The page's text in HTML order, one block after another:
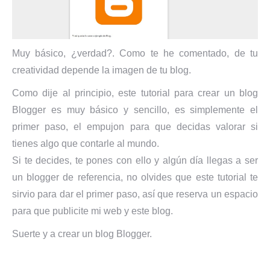
Muy básico, ¿verdad?. Como te he comentado, de tu
creatividad depende la imagen de tu blog.
Como dije al principio, este tutorial para crear un blog
Blogger es muy básico y sencillo, es simplemente el
primer paso, el empujon para que decidas valorar si
tienes algo que contarle al mundo.
Si te decides, te pones con ello y algún día llegas a ser
un blogger de referencia, no olvides que este tutorial te
sirvio para dar el primer paso, así que reserva un espacio
para que publicite mi web y este blog.
Suerte y a crear un blog Blogger.